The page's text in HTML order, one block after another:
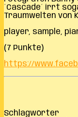
´Cascade´ irrt
Traumwelten von
player, sample,
(7 Punkte)
https://
Schlagwörter